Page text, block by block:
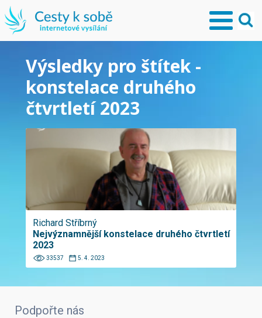
Výsledky pro štítek -
konstelace druhého
čtvrtletí 2023
Richard Stříbrný
Nejvýznamnější konstelace druhého čtvrtletí
2023
33537 5. 4. 2023
Podpořte nás